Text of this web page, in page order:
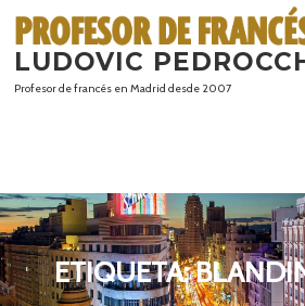
contenido
LUDOVIC
Profesor de francés en Madrid desde 2007
ETIQUETA: